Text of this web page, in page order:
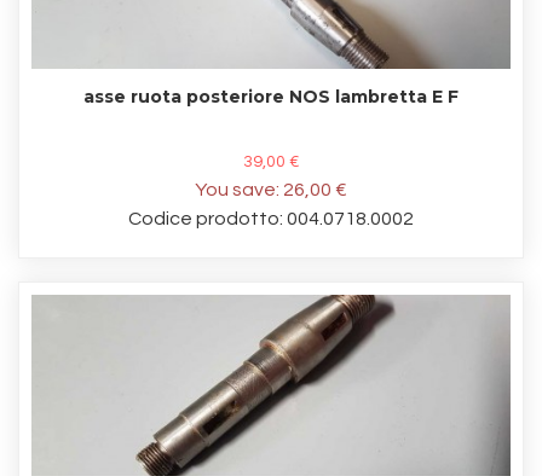
asse ruota posteriore NOS lambretta E F
39,00 €
You save: 26,00 €
Codice prodotto: 004.0718.0002